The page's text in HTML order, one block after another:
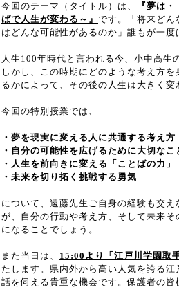
今回のテーマ（タイトル）は、
『夢は
ばで人生が変わる～』 です。「将来どん
はどんな可能性があるのか」誰もが一
人生100年時代と言われる今、小中高生
しかし、この時期にどのような考え方
るかによって、その後の人生は大きく変
今回の特別授業では、
・夢を現実に変える人に共通する考え方
・自分の可能性を広げるために大切なこ
・人生を前向きに変える「ことばの力」
・未来を切り拓く挑戦する勇気
について、遠藤先生ご自身の経験も交
が、自分の行動や考え方、そして未来
になることでしょう。
また当日は、 15:00より「江戸川学園取
たします。県内外から高い人気を誇る
話を伺える貴重な機会です。保護者の皆